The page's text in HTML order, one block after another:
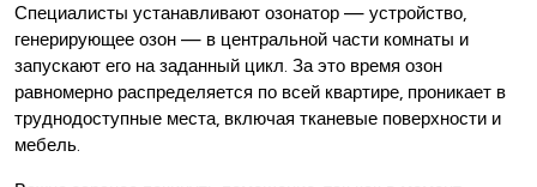
Специалисты устанавливают озонатор — устройство,
генерирующее озон — в центральной части комнаты и
запускают его на заданный цикл. За это время озон
равномерно распределяется по всей квартире, проникает в
труднодоступные места, включая тканевые поверхности и
мебель.